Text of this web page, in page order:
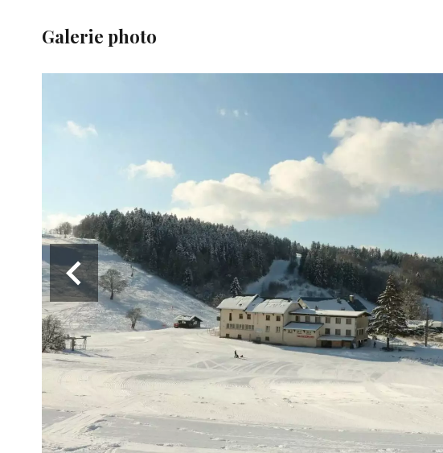
Galerie photo